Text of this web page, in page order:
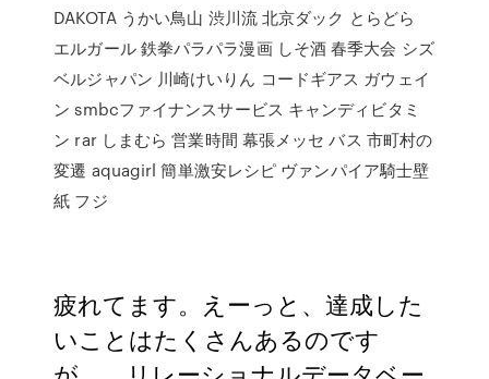
DAKOTA うかい鳥山 渋川流 北京ダック とらどら
エルガール 鉄拳パラパラ漫画 しそ酒 春季大会 シズ
ベルジャパン 川崎けいりん コードギアス ガウェイ
ン smbcファイナンスサービス キャンディビタミ
ン rar しまむら 営業時間 幕張メッセ バス 市町村の
変遷 aquagirl 簡単激安レシピ ヴァンパイア騎士壁
紙 フジ
疲れてます。えーっと、達成した
いことはたくさんあるのです